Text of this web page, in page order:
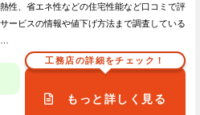
性、省エネ性などの住宅性能など口コミで評
ービスの情報や値下げ方法まで調査している
工務店の詳細をチェック！
もっと詳しく見る